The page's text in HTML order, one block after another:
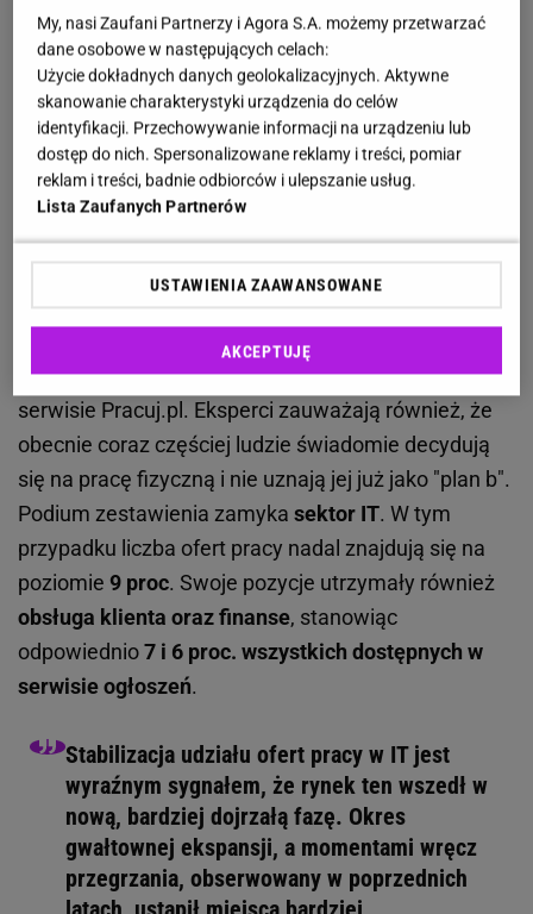
samym szczycie
Raport"Rynek Pracy Specjalistów I półrocze 2025"
wskazuje, że ponownie najpopularniejszą
specjalizacją pozostajesprzedaż, stanowiąc19
proc.wszystkich ogłoszeń o pracę
miejscu rankingu znajduje się natomiastpraca
z wynikiem17 proc., a więc o 1 proc. więcej
niż w roku ubiegłym. Te dwie branże stanowią aż 36
proc. wszystkich ogłoszeń, które zostały
opublikowane w pierwszym półroczu 2025 w
serwisie Pracuj.pl. Eksperci zauważają również, że
obecnie coraz częściej ludzie świadomie decydują
się na pracę fizyczną i nie uznają jej już jako "plan b".
Podium zestawienia zamyka sektor IT. W tym
przypadku liczba ofert pracy nadal znajdują się na
poziomie 9 proc. Swoje pozycje utrzymały również
obsługa klienta oraz finanse, stanowiąc
odpowiednio7 i 6 proc. wszystkich dostępnych w
serwisie ogłoszeń.
Stabilizacja udziału ofert pracy w IT jest
wyraźnym sygnałem, że rynek ten wszedł w
nową, bardziej dojrzałą fazę. Okres
gwałtownej ekspansji, a momentami wręcz
przegrzania, obserwowany w poprzednich
My, nasi Zaufani Partnerzy i Agora S.A. możemy przetwarzać
dane osobowe w następujących celach:
Użycie dokładnych danych geolokalizacyjnych. Aktywne
skanowanie charakterystyki urządzenia do celów
identyfikacji. Przechowywanie informacji na urządzeniu lub
dostęp do nich. Spersonalizowane reklamy i treści, pomiar
reklam i treści, badnie odbiorców i ulepszanie usług.
Lista Zaufanych Partnerów
USTAWIENIA ZAAWANSOWANE
AKCEPTUJĘ